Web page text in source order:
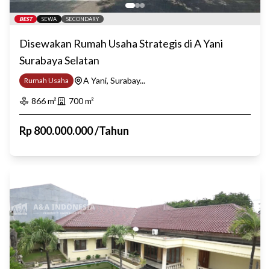
BEST SEWA SECONDARY
Disewakan Rumah Usaha Strategis di A Yani
Surabaya Selatan
Rumah Usaha
A Yani, Surabay...
866m² 700m²
Rp800.000.000/Tahun